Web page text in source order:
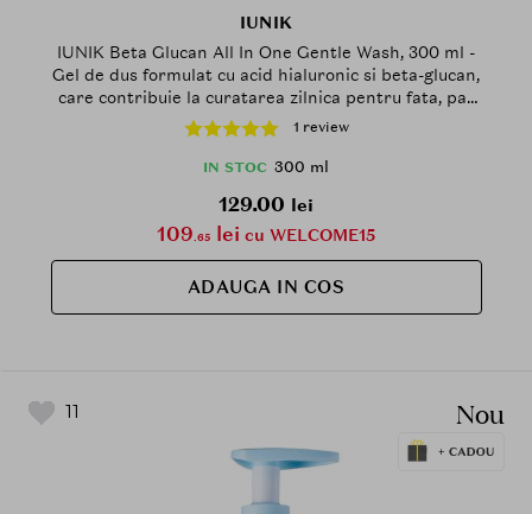
IUNIK
IUNIK Beta Glucan All In One Gentle Wash, 300 ml -
Gel de dus formulat cu acid hialuronic si beta-glucan,
care contribuie la curatarea zilnica pentru fata, par
si corp si la metinerea echilibrului natural al pielii
1 review
IN STOC 300 ml
129.00 lei
109.65 lei cu WELCOME15
ADAUGA IN COS
11 Nou